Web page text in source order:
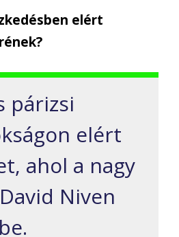
elért
párizsi
elért
ahol a nagy
Niven